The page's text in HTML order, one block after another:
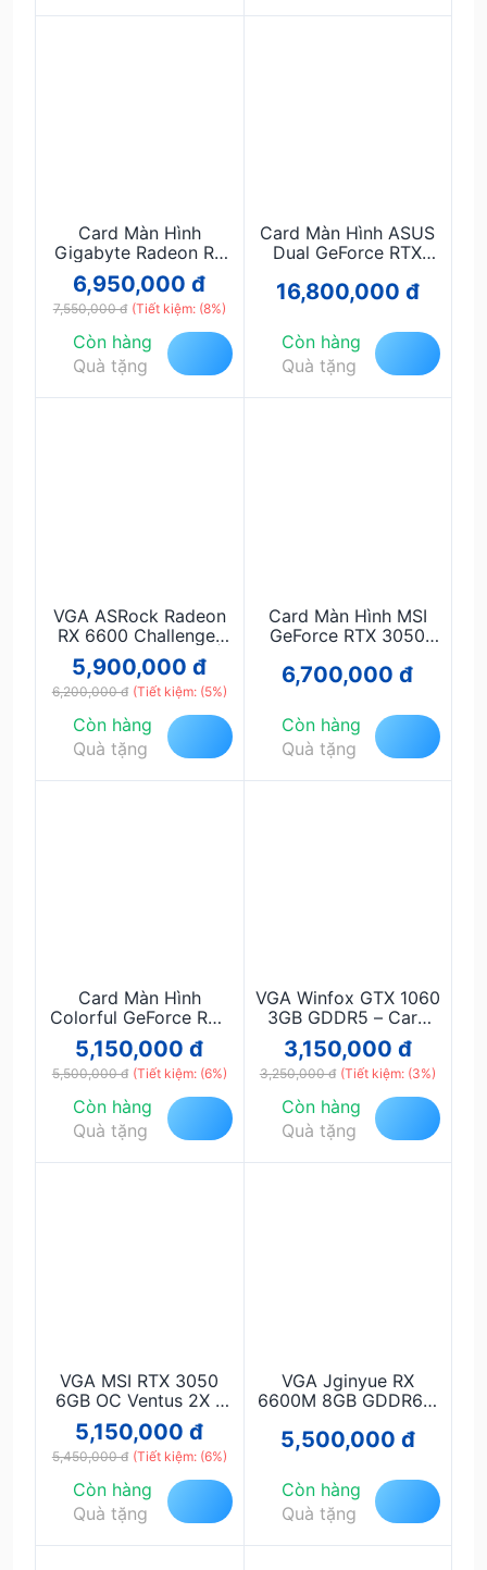
Card Màn Hình
Gigabyte Radeon RX
7600 GAMING OC
8GB GDDR6
6,950,000 đ
7,550,000 đ (Tiết kiệm: (8%)
Còn hàng
Quà tặng
Card Màn Hình ASUS
Dual GeForce RTX
OC Edition
16,800,000 đ
Còn hàng
Quà tặng
VGA ASRock Radeon
RX 6600 Challenger
White 8GB GDDR6 |
Card Màn Hình
Gaming Full HD Hiệu
Năng Cao
5,900,000 đ
6,200,000 đ (Tiết kiệm: (5%)
Còn hàng
Quà tặng
Card Màn Hình MSI
GeForce RTX 3050
OC GDDR6 | VGA
Gaming 8GB Hiệu
Năng Cao
6,700,000 đ
Còn hàng
Quà tặng
Card Màn Hình
Colorful GeForce RTX
3050 6GB V4 GDDR6
96-bit | Hiệu Năng
Gaming Full HD, Hỗ
Trợ Ray Tracing &
DLSS
5,150,000 đ
5,500,000 đ (Tiết kiệm: (6%)
Còn hàng
Quà tặng
VGA Winfox GTX 1060
3GB GDDR5 – Card
Màn Hình Giá Rẻ,
Chiến Game Full HD
Ổn Định
3,150,000 đ
3,250,000 đ (Tiết kiệm: (3%)
Còn hàng
Quà tặng
VGA MSI RTX 3050
6GB OC Ventus 2X –
Card Đồ Họa Gaming
Giá Tốt, Hỗ Trợ Ray
Tracing & DLSS
5,150,000 đ
5,450,000 đ (Tiết kiệm: (6%)
Còn hàng
Quà tặng
VGA Jginyue RX
6600M 8GB GDDR6 –
Giá Tốt, Chiến Game
Full HD Cực Đỉnh
5,500,000 đ
Còn hàng
Quà tặng